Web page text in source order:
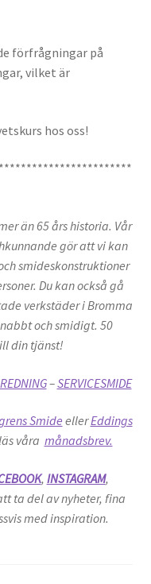
förfrågningar på
vilket är
hos oss!
än 65 års historia. Vår
gör att vi kan
smideskonstruktioner
Du kan också gå
verkstäder i Bromma
och smidigt. 50
din tjänst!
–SERVICESMIDE
Smide ellerEddings
våra månadsbrev.
, INSTAGRAM,
ta del av nyheter, fina
med inspiration.